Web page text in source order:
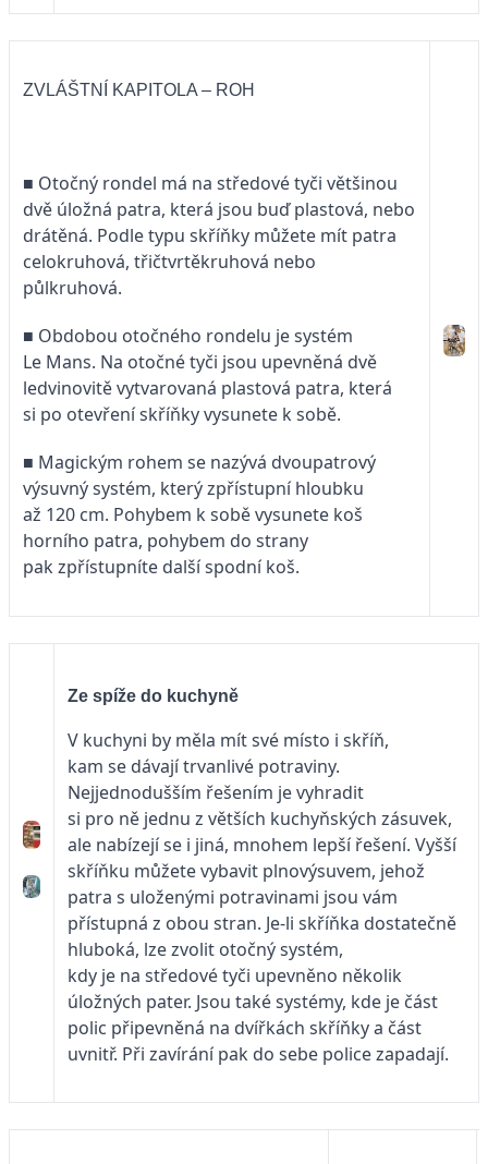
ZVLÁŠTNÍ KAPITOLA – ROH
■ Otočný rondel má na středové tyči většinou
dvě úložná patra, která jsou buď plastová, nebo
drátěná. Podle typu skříňky můžete mít patra
celokruhová, třičtvrtěkruhová nebo
půlkruhová.
■ Obdobou otočného rondelu je systém
Le Mans. Na otočné tyči jsou upevněná dvě
ledvinovitě vytvarovaná plastová patra, která
si po otevření skříňky vysunete k sobě.
■ Magickým rohem se nazývá dvoupatrový
výsuvný systém, který zpřístupní hloubku
až 120 cm. Pohybem k sobě vysunete koš
horního patra, pohybem do strany
pak zpřístupníte další spodní koš.
Ze spíže do kuchyně
V kuchyni by měla mít své místo i skříň,
kam se dávají trvanlivé potraviny.
Nejjednodušším řešením je vyhradit
si pro ně jednu z větších kuchyňských zásuvek,
ale nabízejí se i jiná, mnohem lepší řešení. Vyšší
skříňku můžete vybavit plnovýsuvem, jehož
patra s uloženými potravinami jsou vám
přístupná z obou stran. Je-li skříňka dostatečně
hluboká, lze zvolit otočný systém,
kdy je na středové tyči upevněno několik
úložných pater. Jsou také systémy, kde je část
polic připevněná na dvířkách skříňky a část
uvnitř. Při zavírání pak do sebe police zapadají.